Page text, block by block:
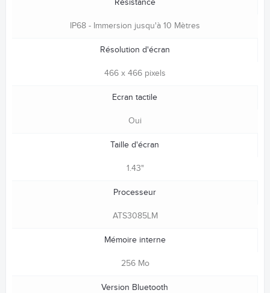
Résistance
IP68 - Immersion jusqu'à 10 Mètres
Résolution d'écran
466 x 466 pixels
Ecran tactile
Oui
Taille d'écran
1.43"
Processeur
ATS3085LM
Mémoire interne
256 Mo
Version Bluetooth